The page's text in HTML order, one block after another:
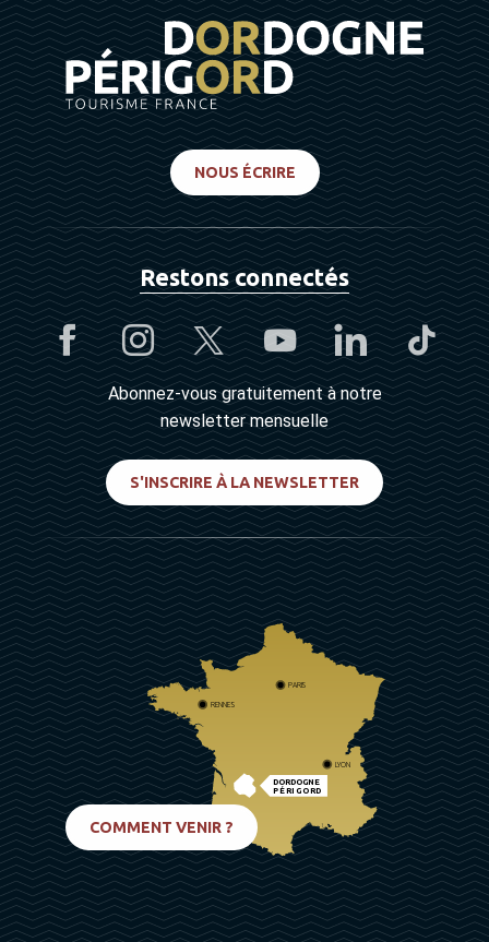
NOUS ÉCRIRE
Restons connectés
Abonnez-vous gratuitement à notre
newsletter mensuelle
S'INSCRIRE À LA NEWSLETTER
DORDOGNE
PÉRIGORD
PARIS
RENNES
LYON
COMMENT VENIR ?